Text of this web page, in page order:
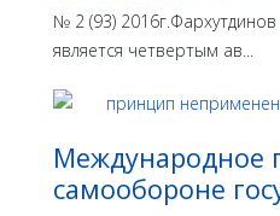
№ 2 (93)
является четвертым ав...
Международное
самообороне